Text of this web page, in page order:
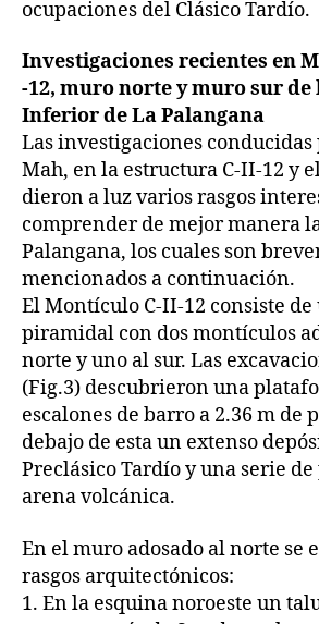
ocupaciones del Clásico Tardío.
Investigaciones recientes en
-12, muro norte y muro sur de
Inferior de La Palangana
Las investigaciones
Mah, en la estructura C-II-12 y
dieron a luz varios rasgos
comprender de mejor manera
Palangana, los cuales son
mencionados a continuación.
El Montículo C-II-12 consiste
piramidal con dos montículos
norte y uno al sur. Las
(Fig.3) descubrieron una
escalones de barro a 2.36 m de
debajo de esta un extenso
Preclásico Tardío y una serie
arena volcánica.
En el muro adosado al norte se
rasgos arquitectónicos:
1. En la esquina noroeste un